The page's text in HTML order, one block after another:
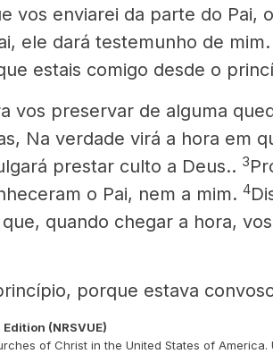
vos enviarei da parte do Pai,
ele dará testemunho de mim.
estais comigo desde o
vos preservar de alguma
Na verdade virá a hora em
prestar culto a Deus.. 3
o Pai, nem a mim. 4
quando chegar a hora,
porque estava
(NRSVUE)
of Christ in the United States of America.